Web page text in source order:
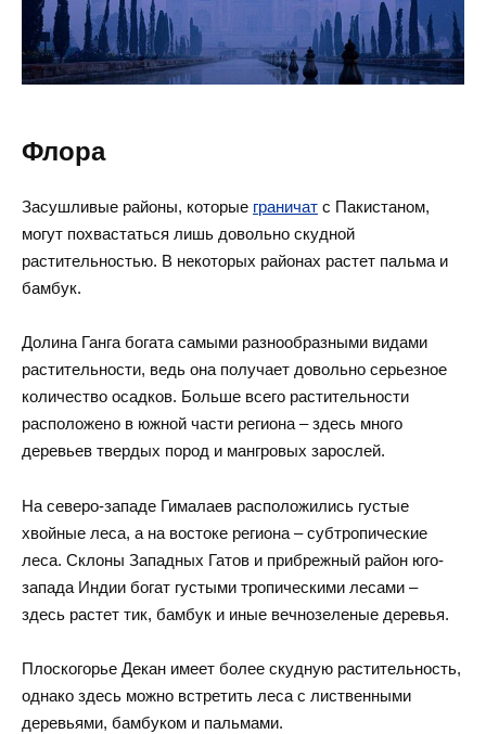
Флора
Засушливые районы, которые граничат с Пакистаном,
могут похвастаться лишь довольно скудной
растительностью. В некоторых районах растет пальма и
бамбук.
Долина Ганга богата самыми разнообразными видами
растительности, ведь она получает довольно серьезное
количество осадков. Больше всего растительности
расположено в южной части региона – здесь много
деревьев твердых пород и мангровых зарослей.
На северо-западе Гималаев расположились густые
хвойные леса, а на востоке региона – субтропические
леса. Склоны Западных Гатов и прибрежный район юго-
запада Индии богат густыми тропическими лесами –
здесь растет тик, бамбук и иные вечнозеленые деревья.
Плоскогорье Декан имеет более скудную растительность,
однако здесь можно встретить леса с лиственными
деревьями, бамбуком и пальмами.